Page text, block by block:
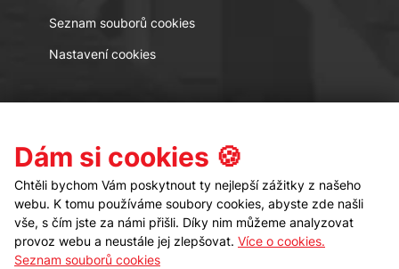
Seznam souborů cookies
Nastavení cookies
Kontakt Sledujte nás
Dám si cookies 🍪
Chtěli bychom Vám poskytnout ty nejlepší zážitky z našeho
webu. K tomu používáme soubory cookies, abyste zde našli
vše, s čím jste za námi přišli. Díky nim můžeme analyzovat
provoz webu a neustále jej zlepšovat. Více o cookies.
Seznam souborů cookies